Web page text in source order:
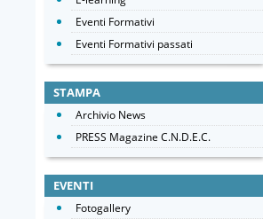
Eventi Formativi
Eventi Formativi passati
STAMPA
Archivio News
PRESS Magazine C.N.D.E.C.
EVENTI
Fotogallery